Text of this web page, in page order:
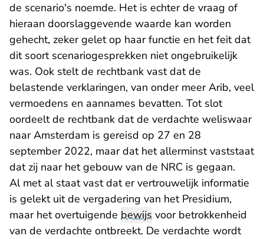
de scenario's noemde. Het is echter de vraag of
hieraan doorslaggevende waarde kan worden
gehecht, zeker gelet op haar functie en het feit dat
dit soort scenariogesprekken niet ongebruikelijk
was. Ook stelt de rechtbank vast dat de
belastende verklaringen, van onder meer Arib, veel
vermoedens en aannames bevatten. Tot slot
oordeelt de rechtbank dat de verdachte weliswaar
naar Amsterdam is gereisd op 27 en 28
september 2022, maar dat het allerminst vaststaat
dat zij naar het gebouw van de NRC is gegaan.
Al met al staat vast dat er vertrouwelijk informatie
is gelekt uit de vergadering van het Presidium,
maar het overtuigende bewijs voor betrokkenheid
van de verdachte ontbreekt. De verdachte wordt